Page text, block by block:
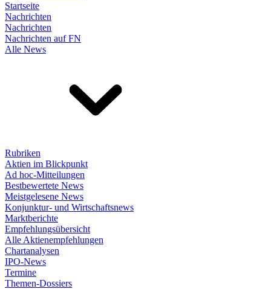
Startseite
Nachrichten
Nachrichten
Nachrichten auf FN
Alle News
Rubriken
Aktien im Blickpunkt
Ad hoc-Mitteilungen
Bestbewertete News
Meistgelesene News
Konjunktur- und Wirtschaftsnews
Marktberichte
Empfehlungsübersicht
Alle Aktienempfehlungen
Chartanalysen
IPO-News
Termine
Themen-Dossiers